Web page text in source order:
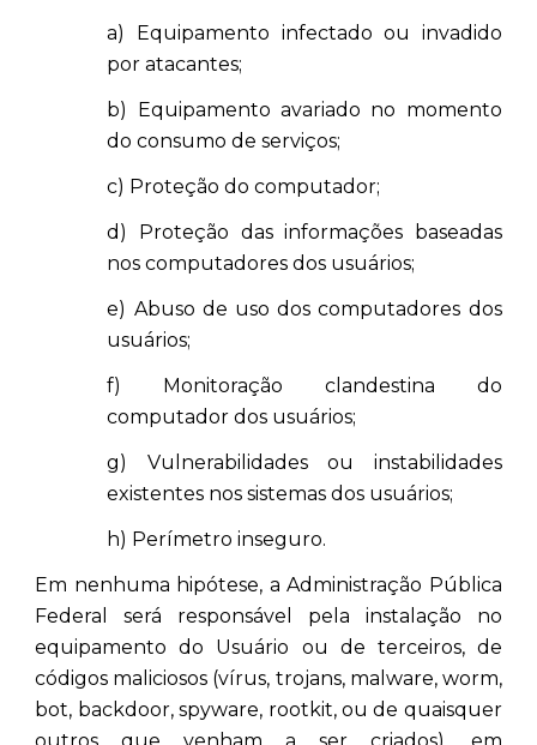
a) Equipamento infectado ou invadido
por atacantes;
b) Equipamento avariado no momento
do consumo de serviços;
c) Proteção do computador;
d) Proteção das informações baseadas
nos computadores dos usuários;
e) Abuso de uso dos computadores dos
usuários;
f) Monitoração clandestina do
computador dos usuários;
g) Vulnerabilidades ou instabilidades
existentes nos sistemas dos usuários;
h) Perímetro inseguro.
Em nenhuma hipótese, a Administração Pública
Federal será responsável pela instalação no
equipamento do Usuário ou de terceiros, de
códigos maliciosos (vírus, trojans, malware, worm,
bot, backdoor, spyware, rootkit, ou de quaisquer